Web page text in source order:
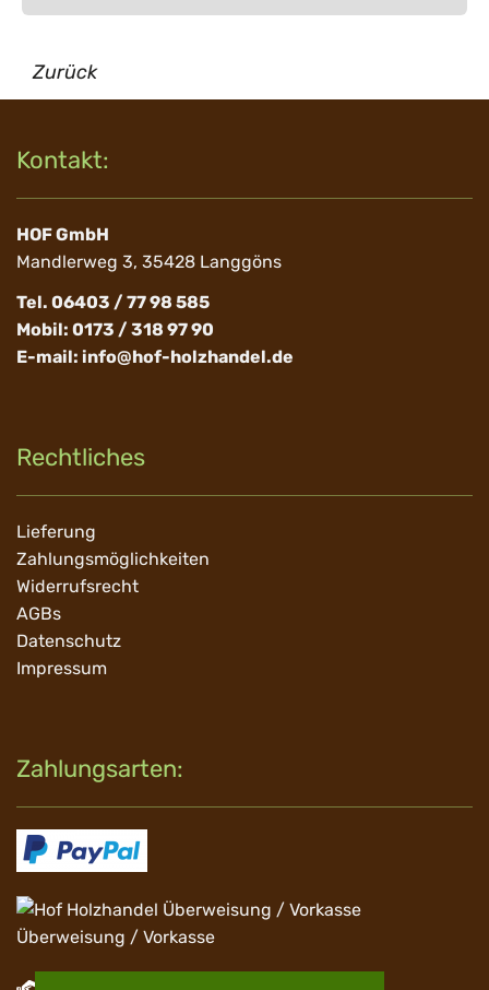
Zurück
Kontakt:
HOF GmbH
Mandlerweg 3, 35428 Langgöns
Tel. 06403 / 77 98 585
Mobil: 0173 / 318 97 90
E-mail: info@hof-holzhandel.de
Rechtliches
Navigation
überspringen
Lieferung
Zahlungsmöglichkeiten
Widerrufsrecht
AGBs
Datenschutz
Impressum
Zahlungsarten:
Überweisung / Vorkasse